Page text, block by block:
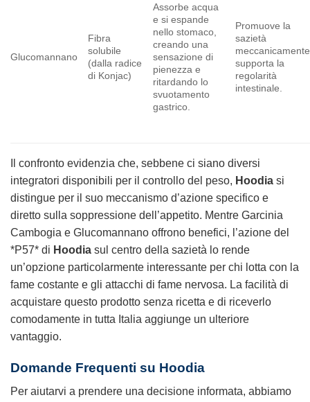
Glucomannano
Fibra
solubile
(dalla radice
di Konjac)
Assorbe acqua
e si espande
nello stomaco,
creando una
sensazione di
pienezza e
ritardando lo
svuotamento
gastrico.
Promuove la
sazietà
supporta la
regolarità
intestinale.
Il confronto evidenzia che, sebbene ci siano diversi
integratori disponibili per il controllo del peso, Hoodia si
distingue per il suo meccanismo d’azione specifico e
diretto sulla soppressione dell’appetito. Mentre Garcinia
Cambogia e Glucomannano offrono benefici, l’azione del
*P57* di Hoodia sul centro della sazietà lo rende
un’opzione particolarmente interessante per chi lotta con la
fame costante e gli attacchi di fame nervosa. La facilità di
acquistare questo prodotto senza ricetta e di riceverlo
comodamente in tutta Italia aggiunge un ulteriore
vantaggio.
Domande Frequenti su Hoodia
Per aiutarvi a prendere una decisione informata, abbiamo